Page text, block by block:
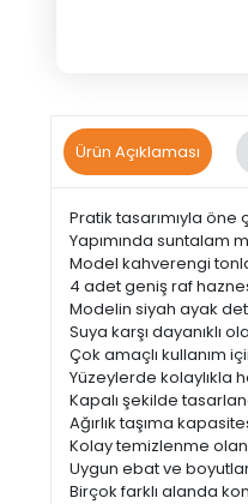
Ürün Açıklaması
Pratik tasarımıyla
Yapımında suntalam
Model kahverengi
4 adet geniş raf
Modelin siyah ayak
Suya karşı dayanıklı
Çok amaçlı kullanım
Yüzeylerde kolaylıkla
Kapalı şekilde
Ağırlık taşıma
Kolay temizlenme
Uygun ebat ve
Birçok farklı alanda